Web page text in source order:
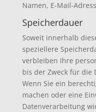
Namen, E-Mail-
Speicherdauer
Soweit innerhalb
speziellere
verbleiben Ihre
bis der Zweck für die
Wenn Sie ein
machen oder eine
Datenverarbeitung